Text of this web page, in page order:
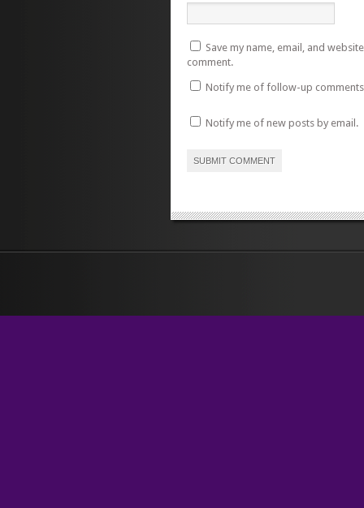
Save my name, email, and
comment.
Notify me of follow-up
Notify me of new posts by email.